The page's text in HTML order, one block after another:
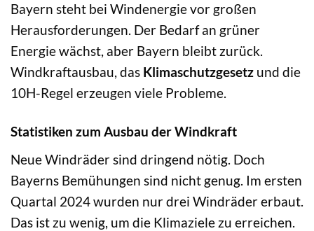
Bayern steht bei Windenergie vor großen
Herausforderungen. Der Bedarf an grüner
Energie wächst, aber Bayern bleibt zurück.
Windkraftausbau, das Klimaschutzgesetz und die
10H-Regel erzeugen viele Probleme.
Statistiken zum Ausbau der Windkraft
Neue Windräder sind dringend nötig. Doch
Bayerns Bemühungen sind nicht genug. Im ersten
Quartal 2024 wurden nur drei Windräder erbaut.
Das ist zu wenig, um die Klimaziele zu erreichen.